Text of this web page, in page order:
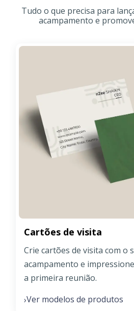
Tudo o que precisa para
acampamento e
Cartões de visita
Crie cartões de visita com o
acampamento e
a primeira reunião.
›Ver modelos de produtos